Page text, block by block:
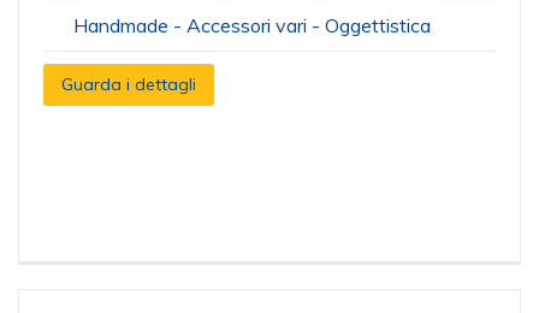
Handmade - Accessori vari - Oggettistica
Guarda i dettagli